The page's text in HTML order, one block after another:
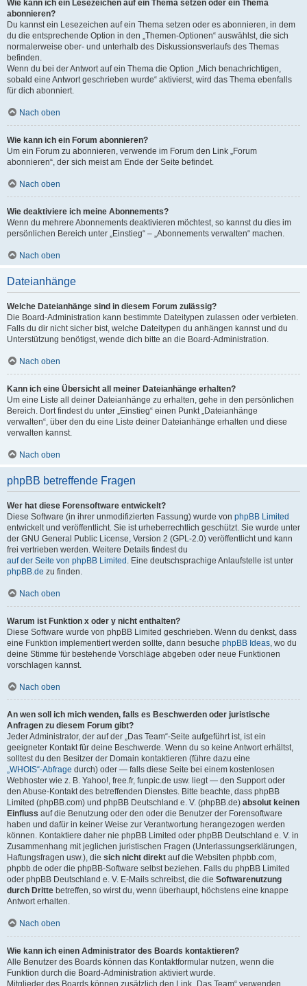
Wie kann ich ein Lesezeichen auf ein Thema setzen oder ein Thema
abonnieren?
Du kannst ein Lesezeichen auf ein Thema setzen oder es abonnieren, in dem
du die entsprechende Option in den „Themen-Optionen“ auswählst, die sich
normalerweise ober- und unterhalb des Diskussionsverlaufs des Themas
befinden.
Wenn du bei der Antwort auf ein Thema die Option „Mich benachrichtigen,
sobald eine Antwort geschrieben wurde“ aktivierst, wird das Thema ebenfalls
für dich abonniert.
Nach oben
Wie kann ich ein Forum abonnieren?
Um ein Forum zu abonnieren, verwende im Forum den Link „Forum
abonnieren“, der sich meist am Ende der Seite befindet.
Nach oben
Wie deaktiviere ich meine Abonnements?
Wenn du mehrere Abonnements deaktivieren möchtest, so kannst du dies im
persönlichen Bereich unter „Einstieg“ – „Abonnements verwalten“ machen.
Nach oben
Dateianhänge
Welche Dateianhänge sind in diesem Forum zulässig?
Die Board-Administration kann bestimmte Dateitypen zulassen oder verbieten.
Falls du dir nicht sicher bist, welche Dateitypen du anhängen kannst und du
Unterstützung benötigst, wende dich bitte an die Board-Administration.
Nach oben
Kann ich eine Übersicht all meiner Dateianhänge erhalten?
Um eine Liste all deiner Dateianhänge zu erhalten, gehe in den persönlichen
Bereich. Dort findest du unter „Einstieg“ einen Punkt „Dateianhänge
verwalten“, über den du eine Liste deiner Dateianhänge erhalten und diese
verwalten kannst.
Nach oben
phpBB betreffende Fragen
Wer hat diese Forensoftware entwickelt?
Diese Software (in ihrer unmodifizierten Fassung) wurde von phpBB Limited
entwickelt und veröffentlicht. Sie ist urheberrechtlich geschützt. Sie wurde unter
der GNU General Public License, Version 2 (GPL-2.0) veröffentlicht und kann
frei vertrieben werden. Weitere Details findest du
auf der Seite von phpBB Limited . Eine deutschsprachige Anlaufstelle ist unter
phpBB.de zu finden.
Nach oben
Warum ist Funktion x oder y nicht enthalten?
Diese Software wurde von phpBB Limited geschrieben. Wenn du denkst, dass
eine Funktion implementiert werden sollte, dann besuche phpBB Ideas, wo du
deine Stimme für bestehende Vorschläge abgeben oder neue Funktionen
vorschlagen kannst.
Nach oben
An wen soll ich mich wenden, falls es Beschwerden oder juristische
Anfragen zu diesem Forum gibt?
Jeder Administrator, der auf der „Das Team“-Seite aufgeführt ist, ist ein
geeigneter Kontakt für deine Beschwerde. Wenn du so keine Antwort erhältst,
solltest du den Besitzer der Domain kontaktieren (führe dazu eine
„WHOIS“-Abfrage durch) oder — falls diese Seite bei einem kostenlosen
Webhoster wie z. B. Yahoo!, free.fr, funpic.de usw. liegt — den Support oder
den Abuse-Kontakt des betreffenden Dienstes. Bitte beachte, dass phpBB
Limited (phpBB.com) und phpBB Deutschland e. V. (phpBB.de) absolut keinen
Einfluss auf die Benutzung oder den oder die Benutzer der Forensoftware
haben und dafür in keiner Weise zur Verantwortung herangezogen werden
können. Kontaktiere daher nie phpBB Limited oder phpBB Deutschland e. V. in
Zusammenhang mit jeglichen juristischen Fragen (Unterlassungserklärungen,
Haftungsfragen usw.), die sich nicht direkt auf die Websiten phpbb.com,
phpbb.de oder die phpBB-Software selbst beziehen. Falls du phpBB Limited
oder phpBB Deutschland e. V. E-Mails schreibst, die die Softwarenutzung
durch Dritte betreffen, so wirst du, wenn überhaupt, höchstens eine knappe
Antwort erhalten.
Nach oben
Wie kann ich einen Administrator des Boards kontaktieren?
Alle Benutzer des Boards können das Kontaktformular nutzen, wenn die
Funktion durch die Board-Administration aktiviert wurde.
Mitglieder des Boards können zusätzlich den Link „Das Team“ verwenden.